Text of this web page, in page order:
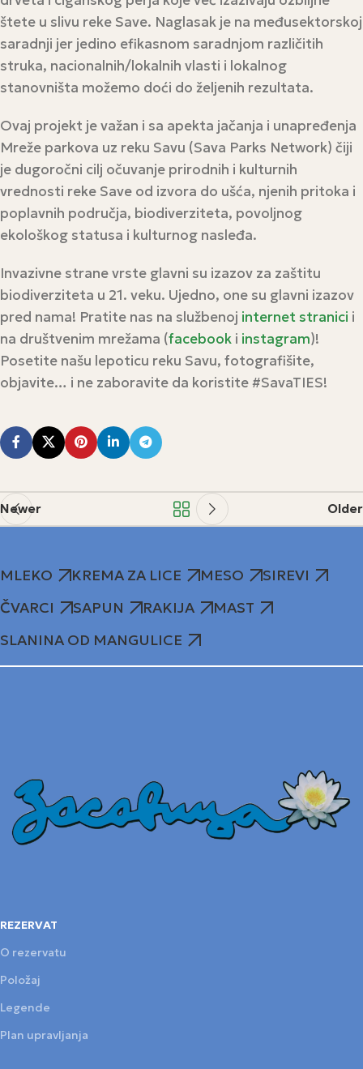
štete u slivu reke Save. Naglasak je na međusektorskoj
saradnji jer jedino efikasnom saradnjom različitih
struka, nacionalnih/lokalnih vlasti i lokalnog
stanovništa možemo doći do željenih rezultata.
Ovaj projekt je važan i sa apekta jačanja i unapređenja
Mreže parkova uz reku Savu (Sava Parks Network) čiji
je dugoročni cilj očuvanje prirodnih i kulturnih
vrednosti reke Save od izvora do ušća, njenih pritoka i
poplavnih područja, biodiverziteta, povoljnog
ekološkog statusa i kulturnog nasleđa.
Invazivne strane vrste glavni su izazov za zaštitu
biodiverziteta u 21. veku. Ujedno, one su glavni izazov
pred nama! Pratite nas na službenoj internet stranici i
na društvenim mrežama (facebook i instagram)!
Posetite našu lepoticu reku Savu, fotografišite,
objavite… i ne zaboravite da koristite #SavaTIES!
Newer Older
MLEKO KREMA ZA LICE MESO
SIREVI
ČVARCI
SAPUN RAKIJA
MAST
SLANINA OD MANGULICE
REZERVAT
O rezervatu
Položaj
Legende
Plan upravljanja